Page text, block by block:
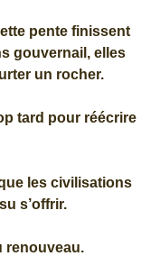
pente finissent
gouvernail, elles
un rocher.
tard pour réécrire
les civilisations
s’offrir.
renouveau.